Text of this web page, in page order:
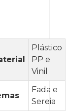
Plástico
PP e
Vinil
Fada e
Sereia